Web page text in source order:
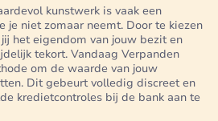
kunstwerk is vaak een
je niet zomaar neemt. Door te kiezen
het eigendom van jouw bezit en
tekort. Vandaag Verpanden
om de waarde van jouw
Dit gebeurt volledig discreet en
kredietcontroles bij de bank aan te